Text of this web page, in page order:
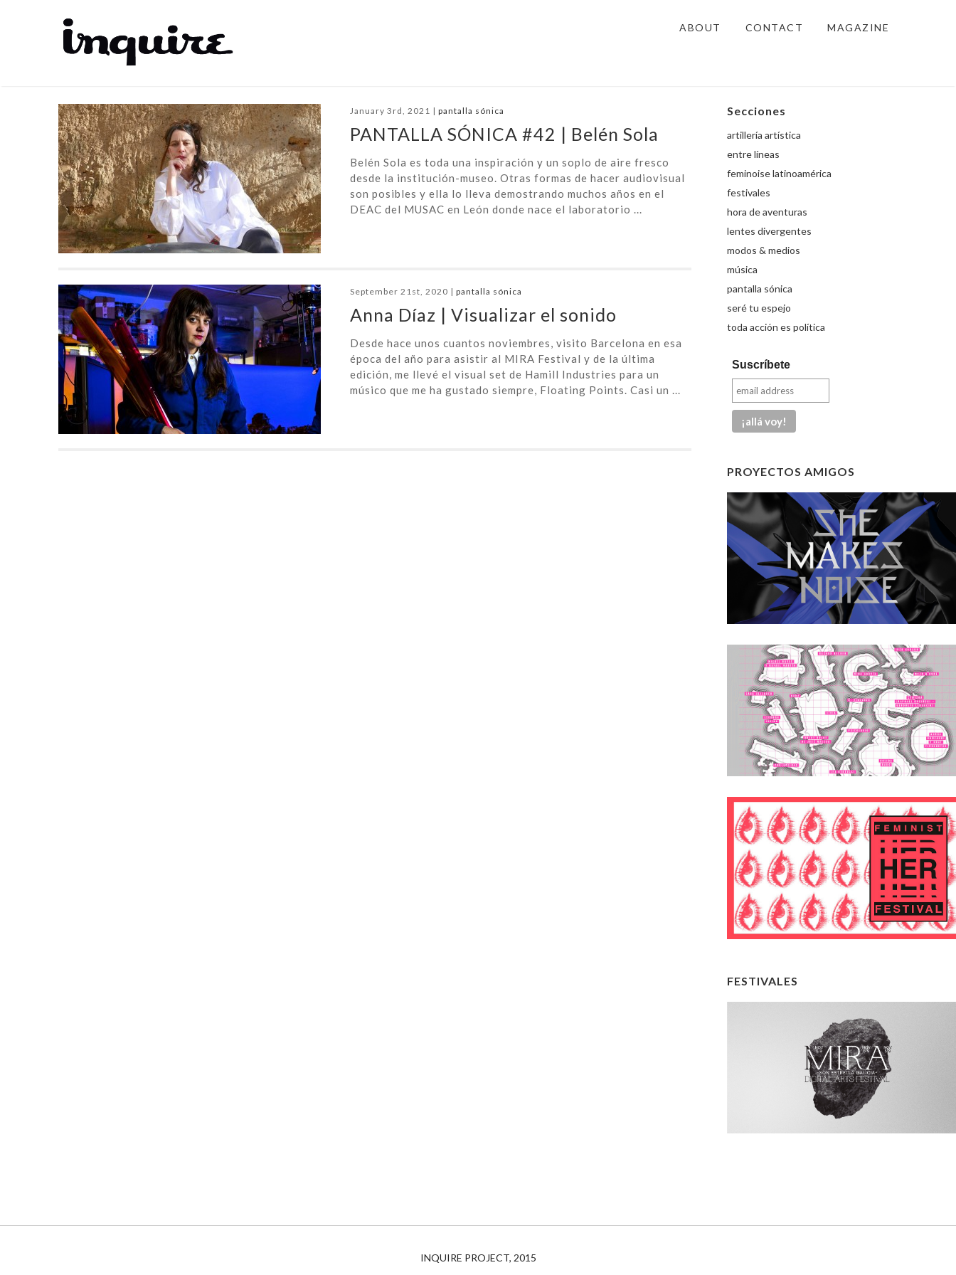
ABOUT CONTACT MAGAZINE
January 3rd, 2021 | pantalla sónica
PANTALLA SÓNICA #42 | Belén Sola
Belén Sola es toda una inspiración y un soplo de aire fresco
desde la institución-museo. Otras formas de hacer audiovisual
son posibles y ella lo lleva demostrando muchos años en el
DEAC del MUSAC en León donde nace el laboratorio ...
September 21st, 2020 | pantalla sónica
Anna Díaz | Visualizar el sonido
Desde hace unos cuantos noviembres, visito Barcelona en esa
época del año para asistir al MIRA Festival y de la última
edición, me llevé el visual set de Hamill Industries para un
músico que me ha gustado siempre, Floating Points. Casi un ...
Secciones
artillería artística
entre líneas
feminoise latinoamérica
festivales
hora de aventuras
lentes divergentes
modos & medios
música
pantalla sónica
seré tu espejo
toda acción es política
Suscríbete
PROYECTOS AMIGOS
FESTIVALES
INQUIRE PROJECT, 2015